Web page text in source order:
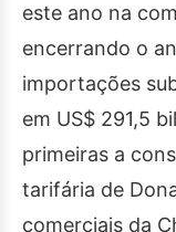
este ano na
encerrando o
importações
em US$ 291,5
primeiras a
tarifária de
comerciais da